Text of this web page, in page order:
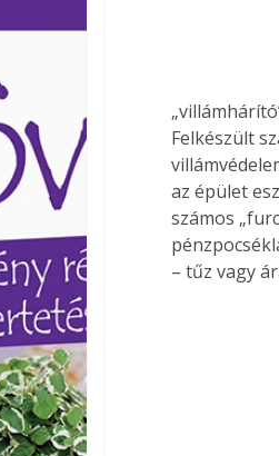
Felkészült
az épület
számos
– tűz vagy